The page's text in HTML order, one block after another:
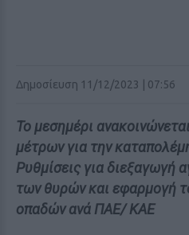
Δημοσίευση 11/12/2023 | 07:56
Το μεσημέρι
μέτρων για την
Ρυθμίσεις για διεξαγωγή
των θυρών και εφαρμογή
οπαδών ανά ΠΑΕ/ ΚΑΕ